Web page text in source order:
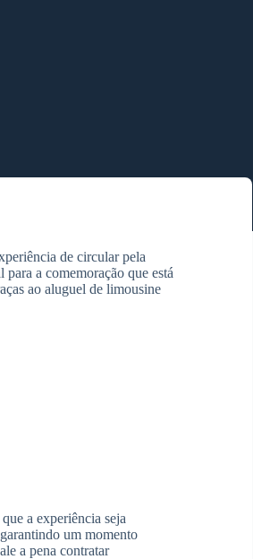
de circular pela
a comemoração que está
ao aluguel de limousine
a experiência seja
um momento
a pena contratar